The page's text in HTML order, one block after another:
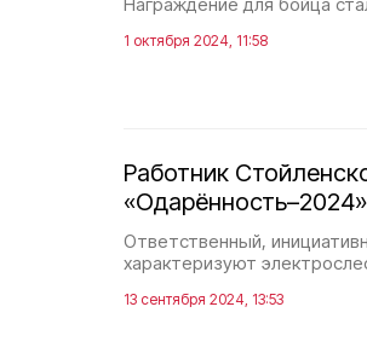
1 октября 2024, 11:58
Работник
«Одарённость–2024»
Ответственный,
характеризуют
13 сентября 2024, 13:53